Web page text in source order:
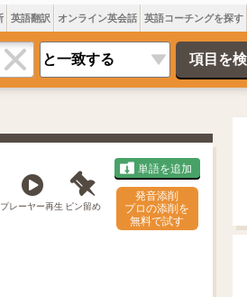
英語翻訳 オンライン英会話 英語コーチングを探す
プレーヤー再生 ピン留め
単語を追加
発音添削
プロの添削を
無料で試す